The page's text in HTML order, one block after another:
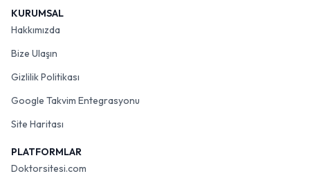
KURUMSAL
Hakkımızda
Bize Ulaşın
Gizlilik Politikası
Google Takvim Entegrasyonu
Site Haritası
PLATFORMLAR
Doktorsitesi.com